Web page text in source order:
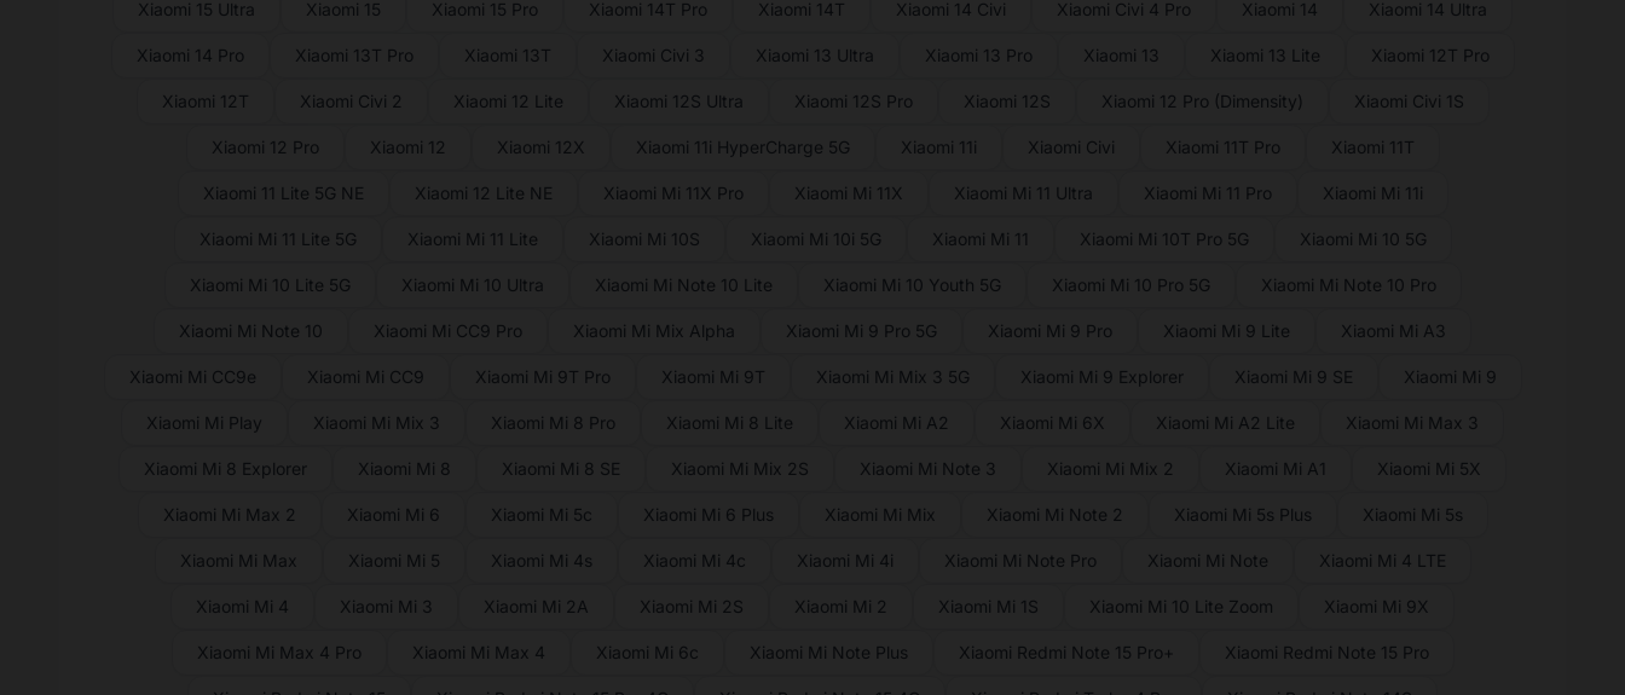
Xiaomi 15 Ultra Xiaomi 15 Xiaomi 15 Pro Xiaomi 14T Pro Xiaomi 14T Xiaomi 14 Civi Xiaomi Civi 4 Pro Xiaomi 14 Xiaomi 14 Ultra
Xiaomi 14 Pro Xiaomi 13T Pro Xiaomi 13T Xiaomi Civi 3 Xiaomi 13 Ultra Xiaomi 13 Pro Xiaomi 13 Xiaomi 13 Lite Xiaomi 12T Pro
Xiaomi 12T Xiaomi Civi 2 Xiaomi 12 Lite Xiaomi 12S Ultra Xiaomi 12S Pro Xiaomi 12S Xiaomi 12 Pro (Dimensity) Xiaomi Civi 1S
Xiaomi 12 Pro Xiaomi 12 Xiaomi 12X Xiaomi 11i HyperCharge 5G Xiaomi 11i Xiaomi Civi Xiaomi 11T Pro Xiaomi 11T
Xiaomi 11 Lite 5G NE Xiaomi 12 Lite NE Xiaomi Mi 11X Pro Xiaomi Mi 11X Xiaomi Mi 11 Ultra Xiaomi Mi 11 Pro Xiaomi Mi 11i
Xiaomi Mi 11 Lite 5G Xiaomi Mi 11 Lite Xiaomi Mi 10S Xiaomi Mi 10i 5G Xiaomi Mi 11 Xiaomi Mi 10T Pro 5G Xiaomi Mi 10 5G
Xiaomi Mi 10 Lite 5G Xiaomi Mi 10 Ultra Xiaomi Mi Note 10 Lite Xiaomi Mi 10 Youth 5G Xiaomi Mi 10 Pro 5G Xiaomi Mi Note 10 Pro
Xiaomi Mi Note 10 Xiaomi Mi CC9 Pro Xiaomi Mi Mix Alpha Xiaomi Mi 9 Pro 5G Xiaomi Mi 9 Pro Xiaomi Mi 9 Lite Xiaomi Mi A3
Xiaomi Mi CC9e Xiaomi Mi CC9 Xiaomi Mi 9T Pro Xiaomi Mi 9T Xiaomi Mi Mix 3 5G Xiaomi Mi 9 Explorer Xiaomi Mi 9 SE Xiaomi Mi 9
Xiaomi Mi Play Xiaomi Mi Mix 3 Xiaomi Mi 8 Pro Xiaomi Mi 8 Lite Xiaomi Mi A2 Xiaomi Mi 6X Xiaomi Mi A2 Lite Xiaomi Mi Max 3
Xiaomi Mi 8 Explorer Xiaomi Mi 8 Xiaomi Mi 8 SE Xiaomi Mi Mix 2S Xiaomi Mi Note 3 Xiaomi Mi Mix 2 Xiaomi Mi A1 Xiaomi Mi 5X
Xiaomi Mi Max 2 Xiaomi Mi 6 Xiaomi Mi 5c Xiaomi Mi 6 Plus Xiaomi Mi Mix Xiaomi Mi Note 2 Xiaomi Mi 5s Plus Xiaomi Mi 5s
Xiaomi Mi Max Xiaomi Mi 5 Xiaomi Mi 4s Xiaomi Mi 4c Xiaomi Mi 4i Xiaomi Mi Note Pro Xiaomi Mi Note Xiaomi Mi 4 LTE
Xiaomi Mi 4 Xiaomi Mi 3 Xiaomi Mi 2A Xiaomi Mi 2S Xiaomi Mi 2 Xiaomi Mi 1S Xiaomi Mi 10 Lite Zoom Xiaomi Mi 9X
Xiaomi Mi Max 4 Pro Xiaomi Mi Max 4 Xiaomi Mi 6c Xiaomi Mi Note Plus Xiaomi Redmi Note 15 Pro+ Xiaomi Redmi Note 15 Pro